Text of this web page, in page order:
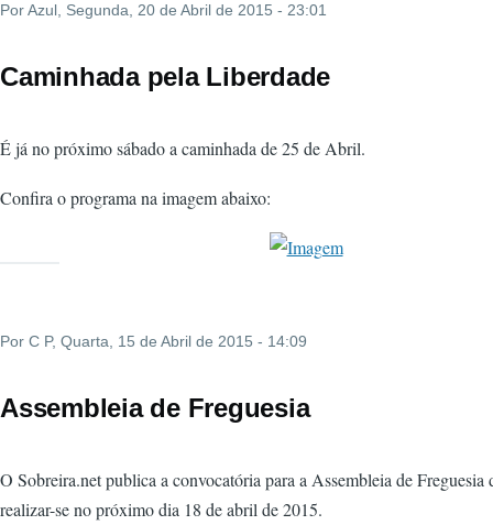
PorAzul, Segunda, 20 de Abril de 2015 - 23:01
Caminhada pela Liberdade
É já no próximo sábado a caminhada de 25 de Abril.
Confira o programa na imagem abaixo:
Por C P, Quarta, 15 de Abril de 2015 - 14:09
Assembleia de Freguesia
O Sobreira.net publica a convocatória para a Assembleia de Freguesia
realizar-se no próximo dia 18 de abril de 2015.